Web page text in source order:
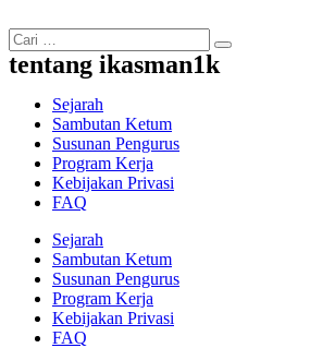
tentang ikasman1k
Sejarah
Sambutan Ketum
Susunan Pengurus
Program Kerja
Kebijakan Privasi
FAQ
Sejarah
Sambutan Ketum
Susunan Pengurus
Program Kerja
Kebijakan Privasi
FAQ